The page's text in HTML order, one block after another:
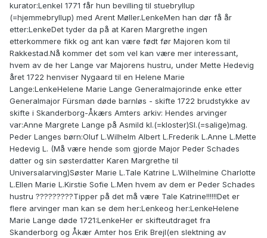
kurator:LenkeI 1771 får hun bevilling til stuebryllup
(=hjemmebryllup) med Arent Møller.LenkeMen han dør få år
etter:LenkeDet tyder da på at Karen Margrethe ingen
etterkommere fikk og ant kan være født før Majoren kom til
Rakkestad.Nå kommer det som vel kan være mer interessant,
hvem av de her Lange var Majorens hustru, under Mette Hedevig
året 1722 henviser Nygaard til en Helene Marie
Lange:LenkeHelene Marie Lange Generalmajorinde enke etter
Generalmajor Fürsman døde barnløs - skifte 1722 brudstykke av
skifte i Skanderborg-Åkærs Amters arkiv: Hendes arvinger
var:Anne Margrete Lange på Asmild kl.(=kloster)Sl.(=salige)mag.
Peder Langes børn:Oluf L.Wilhelm Albert L.Frederik L.Anne L.Mette
Hedevig L. (Må være hende som gjorde Major Peder Schades
datter og sin søsterdatter Karen Margrethe til
Universalarving)Søster Marie L.Tale Katrine L.Wilhelmine Charlotte
L.Ellen Marie L.Kirstie Sofie L.Men hvem av dem er Peder Schades
hustru ?????????Tipper på det må være Tale Katrine!!!!!!Det er
flere arvinger man kan se dem her:Lenkeog her:LenkeHelene
Marie Lange døde 1721:LenkeHer er skifteutdraget fra
Skanderborg og Åkær Amter hos Erik Brejl(en slektning av